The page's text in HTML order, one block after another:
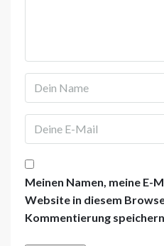
Meinen Namen, meine E-
Website in diesem
Kommentierung speichern.